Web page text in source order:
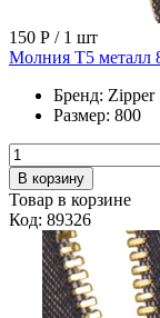
150 Р / 1 шт
Молния Т5 металл
Бренд: Zipper
Размер: 800
В корзину
Товар в корзине
Код: 89326